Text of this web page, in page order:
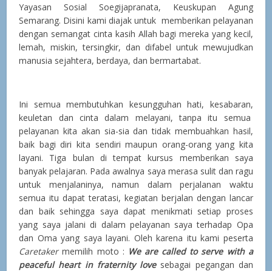
Yayasan Sosial Soegijapranata, Keuskupan Agung
Semarang. Disini kami diajak untuk memberikan pelayanan
dengan semangat cinta kasih Allah bagi mereka yang kecil,
lemah, miskin, tersingkir, dan difabel untuk mewujudkan
manusia sejahtera, berdaya, dan bermartabat.
Ini semua membutuhkan kesungguhan hati, kesabaran,
keuletan dan cinta dalam melayani, tanpa itu semua
pelayanan kita akan sia-sia dan tidak membuahkan hasil,
baik bagi diri kita sendiri maupun orang-orang yang kita
layani. Tiga bulan di tempat kursus memberikan saya
banyak pelajaran. Pada awalnya saya merasa sulit dan ragu
untuk menjalaninya, namun dalam perjalanan waktu
semua itu dapat teratasi, kegiatan berjalan dengan lancar
dan baik sehingga saya dapat menikmati setiap proses
yang saya jalani di dalam pelayanan saya terhadap Opa
dan Oma yang saya layani. Oleh karena itu kami peserta
Caretakermemilih moto : We are called to serve with a
peaceful heart in fraternity love sebagai pegangan dan